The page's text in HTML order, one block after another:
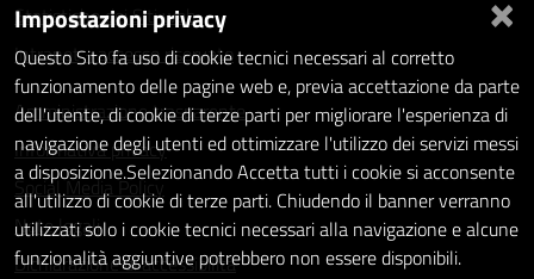
Statistiche dei Siti web
Intranet - accesso riservato
Amministrazione trasparente
Informativa privacy
Social Media Policy
Note legali
Dichiarazione di accessibilità
Impostazioni privacy
Questo Sito fa uso di cookie tecnici necessari al corretto
funzionamento delle pagine web e, previa accettazione da parte
dell'utente, di cookie di terze parti per migliorare l'esperienza di
navigazione degli utenti ed ottimizzare l'utilizzo dei servizi messi
a disposizione.Selezionando Accetta tutti i cookie si acconsente
all'utilizzo di cookie di terze parti. Chiudendo il banner verranno
utilizzati solo i cookie tecnici necessari alla navigazione e alcune
funzionalità aggiuntive potrebbero non essere disponibili.